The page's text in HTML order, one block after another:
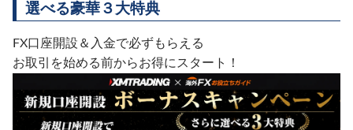
選べる豪華３大特典
FX口座開設＆入金で必ずもらえる
お取引を始める前からお得にスタート！